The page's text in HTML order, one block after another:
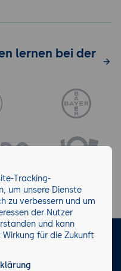
lernen bei der
Facebook
Tracking-
um unsere Dienste
zu verbessern und um
der Nutzer
und kann
für die Zukunft